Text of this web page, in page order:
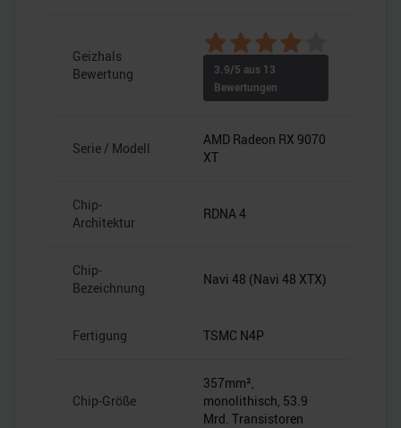
Geizhals
Bewertung
3.9/5 aus 13
Bewertungen
Serie / Modell
AMD Radeon RX 9070
XT
Chip-
Architektur
RDNA 4
Chip-
Bezeichnung
Navi 48 (Navi 48 XTX)
Fertigung TSMC N4P
Chip-Größe
357mm²,
monolithisch, 53.9
Mrd. Transistoren